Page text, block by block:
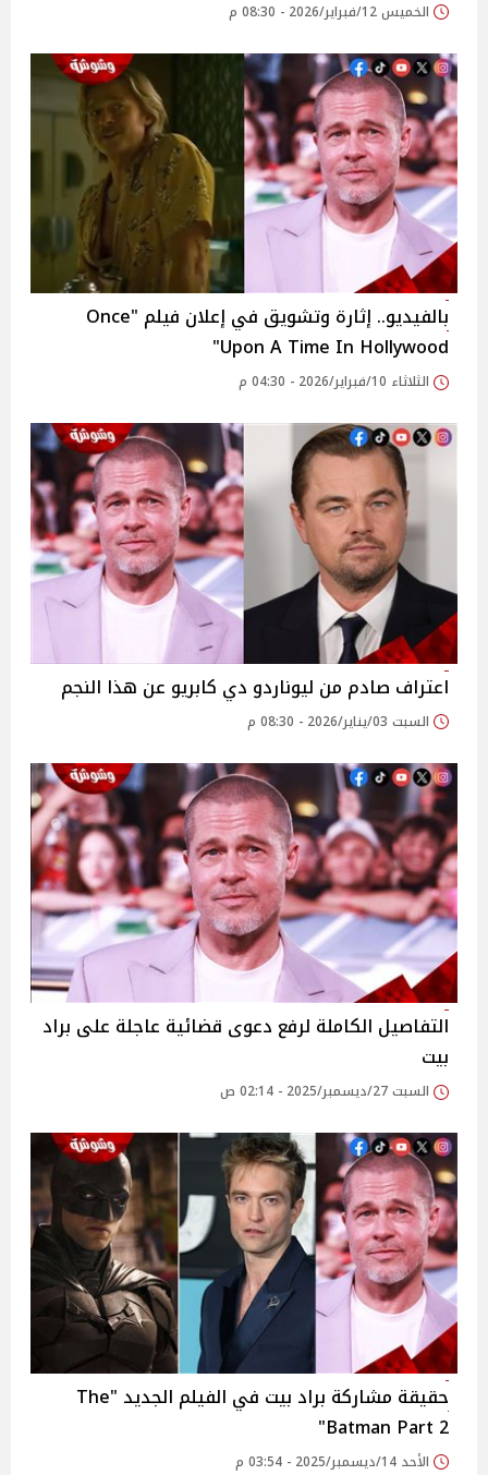
الخميس 12/فبراير/2026 - 08:30 م
بالفيديو.. إثارة وتشويق في إعلان فيلم "Once
Upon A Time In Hollywood"
الثلاثاء 10/فبراير/2026 - 04:30 م
اعتراف صادم من ليوناردو دي كابريو عن هذا النجم
السبت 03/يناير/2026 - 08:30 م
التفاصيل الكاملة لرفع دعوى قضائية عاجلة على براد
بيت
السبت 27/ديسمبر/2025 - 02:14 ص
حقيقة مشاركة براد بيت في الفيلم الجديد "The
Batman Part 2"
الأحد 14/ديسمبر/2025 - 03:54 م